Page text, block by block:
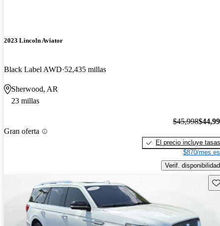
2023 Lincoln Aviator
Black Label AWD 52,435 millas
Sherwood, AR
23 millas
Gran oferta
$45,998
El precio incluye tasas
$870/mes
Verif. disponibilidad